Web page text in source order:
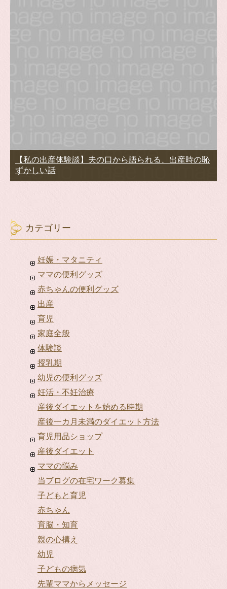
【私の出産体験談】夫の口から語られる、出産時の恥
ずかしい話
カテゴリー
妊娠・マタニティ
ママの便利グッズ
赤ちゃんの便利グッズ
出産
育児
家庭全般
体験談
授乳期
幼児の便利グッズ
妊活・不妊治療
産後ダイエットを始める時期
産後一カ月未満のダイエット方法
育児用品ショップ
産後ダイエット
ママの悩み
当ブログの在宅ワーク募集
子どもと育児
赤ちゃん
育脳・知育
親の心構え
幼児
子どもの病気
先輩ママからメッセージ